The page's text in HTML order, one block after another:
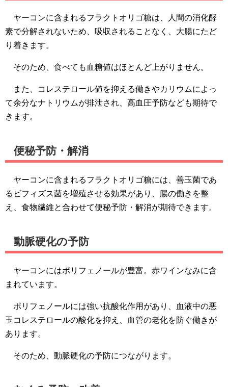
ヤーコンに含まれるフラクトオリゴ糖は、人間の消化酵
素で分解されないため、吸収されることなく、大腸にたど
り着きます。
そのため、食べても血糖値はほとんど上がりません。
また、コレステロール値を抑える働きやカリウムによっ
て余分なナトリウムが排泄され、高血圧予防なども期待で
きます。
便秘予防・解消
ヤーコンに含まれるフラクトオリゴ糖には、善玉菌であ
るビフィズス菌を増殖させる効果があり、腸の働きを整
え、食物繊維と合わせて便秘予防・解消が期待できます。
動脈硬化の予防
ヤーコンにはポリフェノールが豊富。赤ワインなみに含
まれています。
ポリフェノールには強い抗酸化作用があり、血液中の悪
玉コレステロールの酸化を抑え、血管の老化を防ぐ働きが
あります。
そのため、動脈硬化の予防につながります。